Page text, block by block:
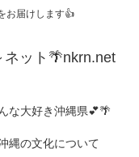
お届けします👍
ット🌴nkrn.net
な大好き沖縄県💕🌴
縄の文化について